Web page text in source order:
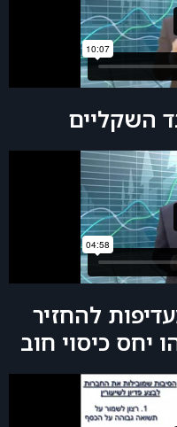
השקליים
להחזיר
יחס כיסוי חוב